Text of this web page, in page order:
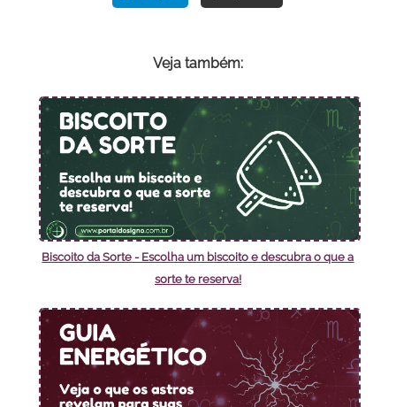
Veja também:
Biscoito da Sorte - Escolha um biscoito e descubra o que a
sorte te reserva!